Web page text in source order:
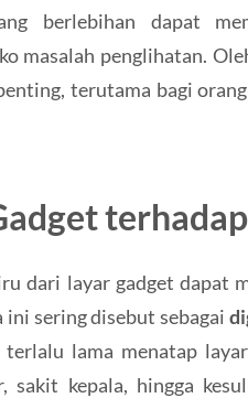
berlebihan dapat
masalah penglihatan.
terutama bagi
dari layar gadget dapat
ini sering disebut sebagai
lama menatap
sakit kepala, hingga